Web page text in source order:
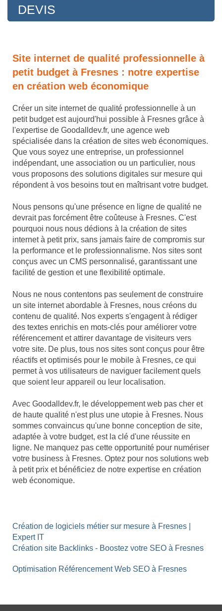
DEVIS
Site internet de qualité professionnelle à
petit budget à Fresnes : notre expertise
en création web économique
Créer un site internet de qualité professionnelle à un
petit budget est aujourd'hui possible à Fresnes grâce à
l'expertise de Goodalldev.fr, une agence web
spécialisée dans la création de sites web économiques.
Que vous soyez une entreprise, un professionnel
indépendant, une association ou un particulier, nous
vous proposons des solutions digitales sur mesure qui
répondent à vos besoins tout en maîtrisant votre budget.
Nous pensons qu'une présence en ligne de qualité ne
devrait pas forcément être coûteuse à Fresnes. C'est
pourquoi nous nous dédions à la création de sites
internet à petit prix, sans jamais faire de compromis sur
la performance et le professionnalisme. Nos sites sont
conçus avec un CMS personnalisé, garantissant une
facilité de gestion et une flexibilité optimale.
Nous ne nous contentons pas seulement de construire
un site internet abordable à Fresnes, nous créons du
contenu de qualité. Nos experts s'engagent à rédiger
des textes enrichis en mots-clés pour améliorer votre
référencement et attirer davantage de visiteurs vers
votre site. De plus, tous nos sites sont conçus pour être
réactifs et optimisés pour le mobile à Fresnes, ce qui
permet à vos utilisateurs de naviguer facilement quels
que soient leur appareil ou leur localisation.
Avec Goodalldev.fr, le développement web pas cher et
de haute qualité n'est plus une utopie à Fresnes. Nous
sommes convaincus qu'une bonne conception de site,
adaptée à votre budget, est la clé d'une réussite en
ligne. Ne manquez pas cette opportunité pour numériser
votre business à Fresnes. Optez pour nos solutions web
à petit prix et bénéficiez de notre expertise en création
web économique.
Création de logiciels métier sur mesure à Fresnes |
Expert IT
Création site Backlinks - Boostez votre SEO à Fresnes
Optimisation Référencement Web SEO à Fresnes